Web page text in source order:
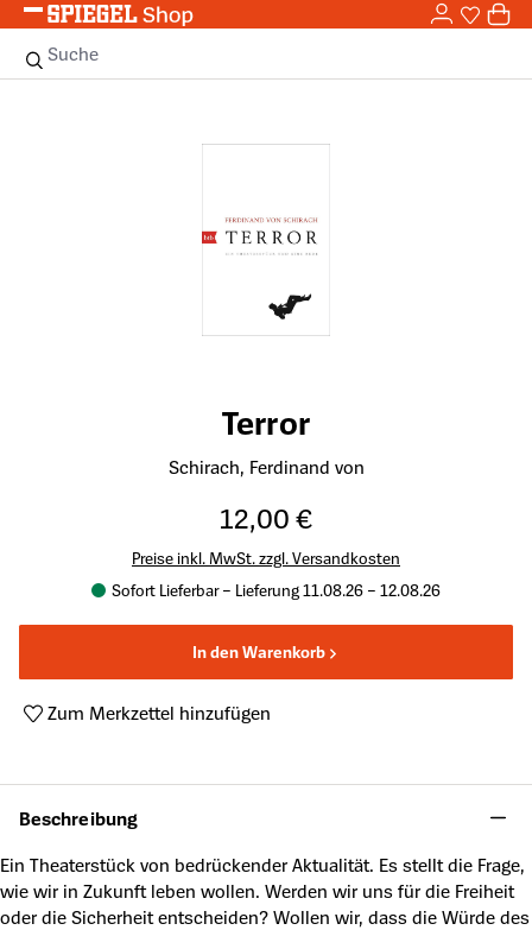
Zum Hauptinhalt springen 0
Suche
Terror
Schirach, Ferdinand von
12,00 €
Preise inkl. MwSt. zzgl. Versandkosten
Sofort Lieferbar – Lieferung 11.08.26 – 12.08.26
In den Warenkorb
Zum Merkzettel hinzufügen
Beschreibung
Ein Theaterstück von bedrückender Aktualität. Es stellt die Frage,
wie wir in Zukunft leben wollen. Werden wir uns für die Freiheit
oder die Sicherheit entscheiden? Wollen wir, dass die Würde des